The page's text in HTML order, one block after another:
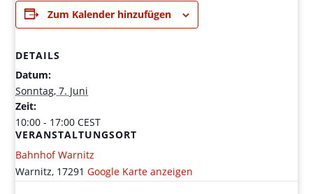
Zum Kalender hinzufügen
DETAILS
Datum:
Sonntag, 7. Juni
Zeit:
10:00 - 17:00CEST
VERANSTALTUNGSORT
Bahnhof Warnitz
Warnitz, 17291 Google Karte anzeigen